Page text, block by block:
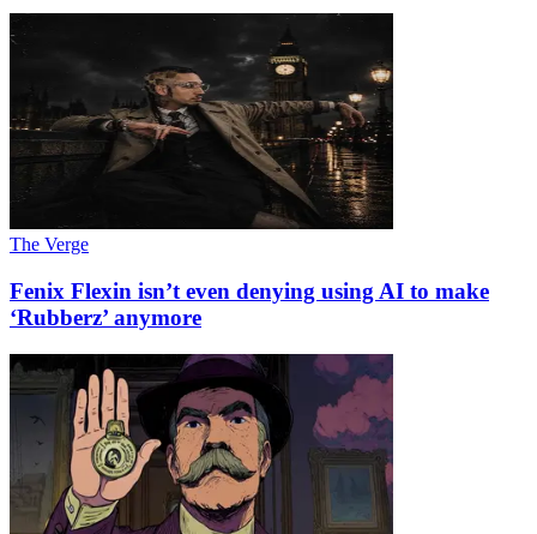
The Verge
Fenix Flexin isn’t even denying using AI to make
‘Rubberz’ anymore